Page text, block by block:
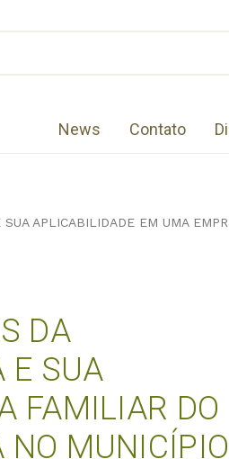
News Contato
APLICABILIDADE EM UMA
DA
E SUA
FAMILIAR DO
NO MUNICÍPIO